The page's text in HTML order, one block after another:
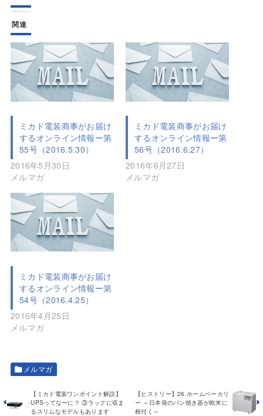
関連
ミカド電装商事がお届け
するオンライン情報ー第
55号（2016.5.30）
2016年5月30日
メルマガ
ミカド電装商事がお届け
するオンライン情報ー第
56号（2016.6.27）
2016年6月27日
メルマガ
ミカド電装商事がお届け
するオンライン情報ー第
54号（2016.4.25）
2016年4月25日
メルマガ
メルマガ
【ヒストリー】26.ホームベーカリ
ー ～日本発のパン焼き器が欧米に
根付く～
【ミカド電装ワンポイント解説】
UPSってなーに？ ③ラックに収ま
るスリムなモデルもあります